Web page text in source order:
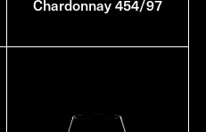
Chardonnay 454/97